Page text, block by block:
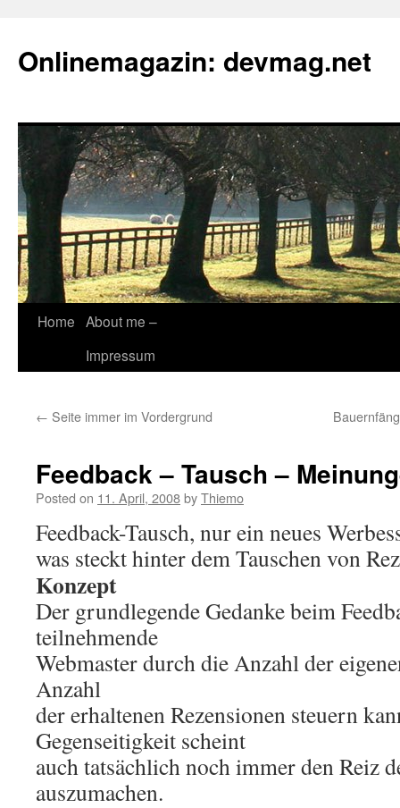
Onlinemagazin: devmag.net
Skip
Home About me –
Impressum
← Seite immer im Vordergrund
Feedback – Tausch –
Posted on 11. April, 2008byThiemo
Feedback-Tausch, nur ein neues
was steckt hinter dem Tauschen von
Konzept
Der grundlegende Gedanke beim
teilnehmende
Webmaster durch die Anzahl der
Anzahl
der erhaltenen Rezensionen steuern
Gegenseitigkeit scheint
auch tatsächlich noch immer den Reiz
auszumachen.